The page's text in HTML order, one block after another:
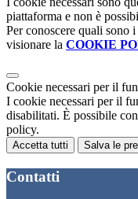
piattaforma e non è
Per conoscere quali sono
visionare la COOKIE
Cookie necessari per il
I cookie necessari per il
disabilitati. È possibile
policy.
Accetta tutti Salva le
Contatti